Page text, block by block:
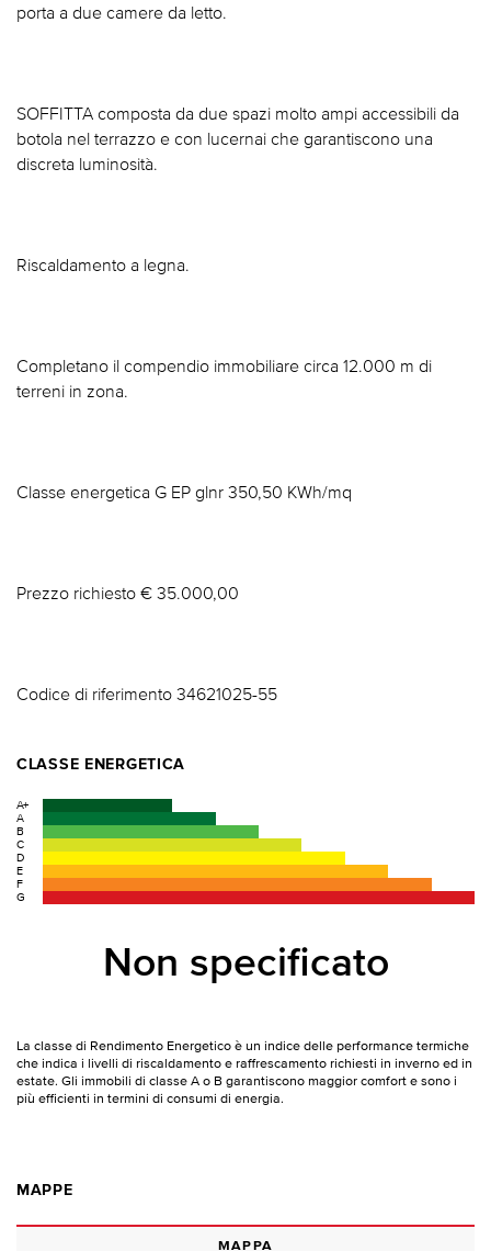
porta a due camere da letto.
SOFFITTA composta da due spazi molto ampi accessibili da
botola nel terrazzo e con lucernai che garantiscono una
discreta luminosità.
Riscaldamento a legna.
Completano il compendio immobiliare circa 12.000 m di
terreni in zona.
Classe energetica G EP glnr 350,50 KWh/mq
Prezzo richiesto € 35.000,00
Codice di riferimento 34621025-55
CLASSE ENERGETICA
A+
A
B
C
D
E
F
G
Non specificato
La classe di Rendimento Energetico è un indice delle performance termiche
che indica i livelli di riscaldamento e raffrescamento richiesti in inverno ed in
estate. Gli immobili di classe A o B garantiscono maggior comfort e sono i
più efficienti in termini di consumi di energia.
MAPPE
MAPPA